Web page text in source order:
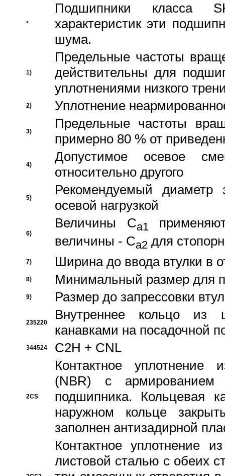
*
Подшипники класса
характеристик эти
шума.
1)
Предельные частоты
действительны для
уплотнениями низкого
2) Уплотнение
3)
Предельные частоты
примерно 80 % от
4)
Допустимое осевое
относительно другого
5)
Рекомендуемый диаметр
осевой нагрузкой
6)
Величины Ca1
величины - Ca2 для
7) Ширина до ввода втулки в
8) Минимальный размер для
9) Размер до запрессовки
235220
Внутреннее кольцо из
канавками на посадочной
344524 C2H + CNL
2CS
Контактное уплотнение
(NBR) с
подшипника. Кольцевая
наружном кольце
заполнен антизадирной
Контактное уплотнение
листовой сталью с обеих